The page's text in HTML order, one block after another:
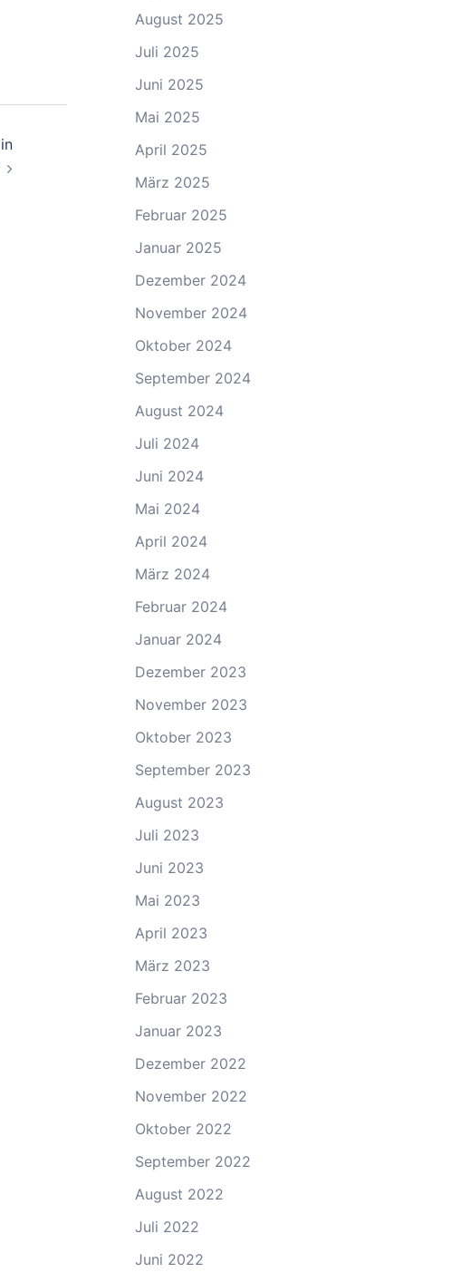
August 2025
Juli 2025
Juni 2025
Mai 2025
April 2025
März 2025
Februar 2025
Januar 2025
Dezember 2024
November 2024
Oktober 2024
September 2024
August 2024
Juli 2024
Juni 2024
Mai 2024
April 2024
März 2024
Februar 2024
Januar 2024
Dezember 2023
November 2023
Oktober 2023
September 2023
August 2023
Juli 2023
Juni 2023
Mai 2023
April 2023
März 2023
Februar 2023
Januar 2023
Dezember 2022
November 2022
Oktober 2022
September 2022
August 2022
Juli 2022
Juni 2022